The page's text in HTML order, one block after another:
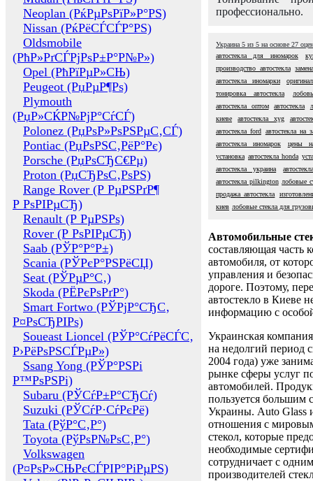
Neoplan (РќРµРѕРїР»Р°РЅ)
Nissan (РќРёСЃСЃР°РЅ)
Oldsmobile
(РћР»РґСЃРјРѕР±Р°Р№Р»)
Opel (РћРїРµР»СЊ)
Peugeot (РџРµР¶Рѕ)
Plymouth
(РџР»СЌР№РјР°СѓСЃ)
Polonez (РџРѕР»РѕРЅРµС‚СЃ)
Pontiac (РџРѕРЅС‚РёР°Рє)
Porsche (РџРѕСЂС€Рµ)
Proton (РџСЂРѕС‚РѕРЅ)
Range Rover (Р РµРЅРґР¶
Р РѕРІРµСЂ)
Renault (Р РµРЅРѕ)
Rover (Р РѕРІРµСЂ)
Saab (РЎР°Р°Р±)
Scania (РЎРєР°РЅРёСЏ)
Seat (РЎРµР°С‚)
Skoda (РЁРєРѕРґР°)
Smart Fortwo (РЎРјР°СЂС‚
Р¤РѕСЂРІРѕ)
Soueast Lioncel (РЎР°СѓРёСЃС‚
Р›РёРѕРЅСЃРµР»)
Ssang Yong (РЎР°РЅРі
Р™РѕРЅРі)
Subaru (РЎСѓР±Р°СЂСѓ)
Suzuki (РЎСѓР·СѓРєРё)
Tata (РўР°С‚Р°)
Toyota (РўРѕР№РѕС‚Р°)
Volkswagen
(Р¤РѕР»СЊРєСЃРІР°РіРµРЅ)
профессионально.
Украина 5 из 5 на основе 27
автостекла для иномарок
производство автостекла
автостекла иномарки
тонировка автостекла
автостекла оптом
автостекла
киеве
автостекла xyg
автостекла ford автостекла на
автостекла иномарок
цены
установка автостекла honda
автостекла украина
автостекла pilkington лобовые
продажа автостекла
киев лобовые стекла для
Автомобильные
составляющая часть
автомобиля, от
управления и
дороге. Поэтому,
автостекло в Киеве
информацию с
Украинская
на недолгий период
2004 года) уже
рынке сферы услуг
автомобилей.
пользуется большим
Украины. Auto Glass
отношения с
стекол, которые
необходимые
сотрудничает с
производителей